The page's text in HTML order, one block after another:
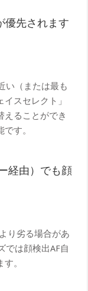
優先されます
い（または最も
スセレクト」
えることができ
す。
経由）でも顔
り劣る場合があ
では顔検出AF自
。